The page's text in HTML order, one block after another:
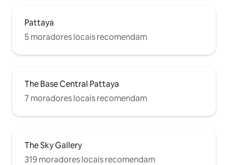
Pattaya
5 moradores locais recomendam
The Base Central Pattaya
7 moradores locais recomendam
The Sky Gallery
319 moradores locais recomendam